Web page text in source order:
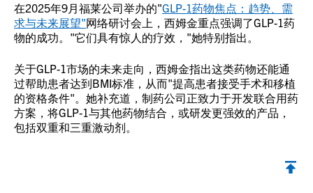
在2025年9月福莱公司举办的"GLP-1药物焦点：趋势、需
求与未来展望"网络研讨会上，西姆金重点强调了GLP-1药
物的成功。"它们具有惊人的疗效，"她特别指出。
关于GLP-1市场的未来走向，西姆金指出这类药物还能通
过帮助患者达到BMI标准，从而"提高患者接受手术和移植
的资格条件"。她补充道，制药公司正致力于开发联合用药
方案，将GLP-1与其他药物结合，或研发更强效的产品，
包括双重和三重激动剂。